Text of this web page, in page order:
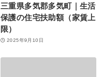
三重県多気郡多気町｜生活
保護の住宅扶助額（家賃上
限）
2025年9月10日